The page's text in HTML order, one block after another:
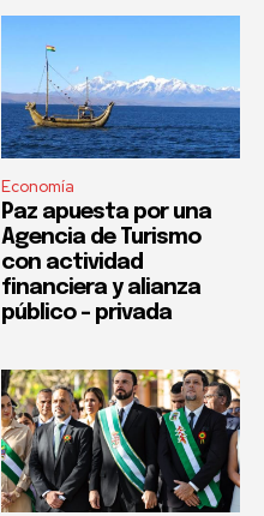
Economía
Paz apuesta por una
Agencia de Turismo
con actividad
financiera y alianza
público – privada